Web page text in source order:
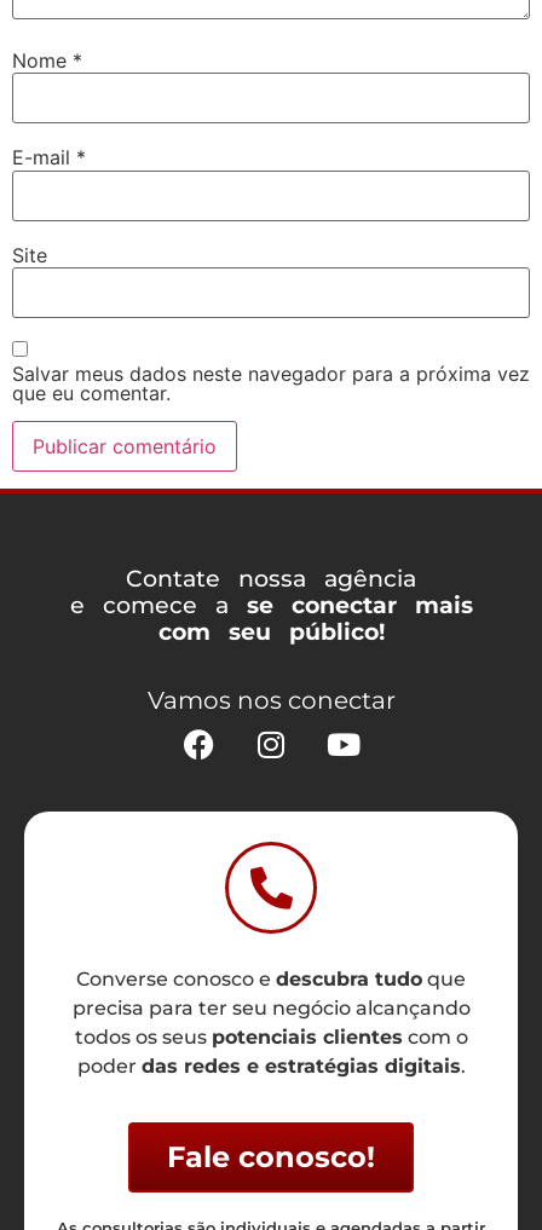
Nome *
E-mail *
Site
Salvar meus dados neste navegador para a próxima vez
que eu comentar.
Contate nossa agência
e comece a se conectar mais
com seu público!
Vamos nos conectar
Converse conosco e descubra tudo que
precisa para ter seu negócio alcançando
todos os seus potenciais clientes com o
poder das redes e estratégias digitais.
Fale conosco!